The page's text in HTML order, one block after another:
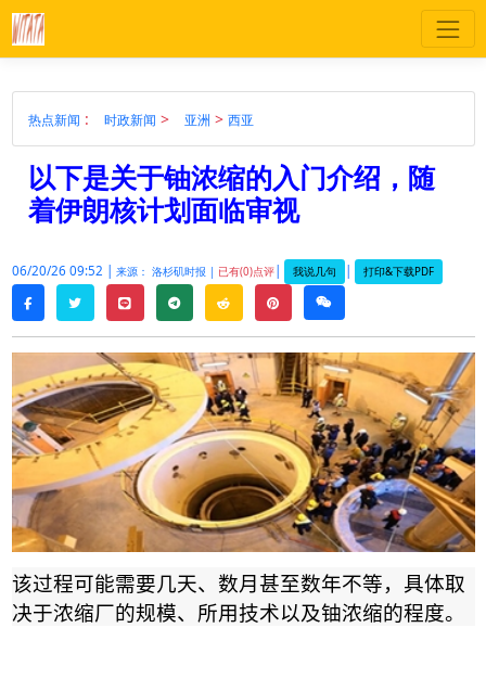
热点新闻 : 时政新闻 > 亚洲 > 西亚
以下是关于铀浓缩的入门介绍，随
着伊朗核计划面临审视
06/20/26 09:52 | 来源： 洛杉矶时报 | 已有(0)点评| 我说几句 | 打印&下载PDF
facebooktwitterline telegramreddit pinterestweixin
该过程可能需要几天、数月甚至数年不等，具体取
决于浓缩厂的规模、所用技术以及铀浓缩的程度。